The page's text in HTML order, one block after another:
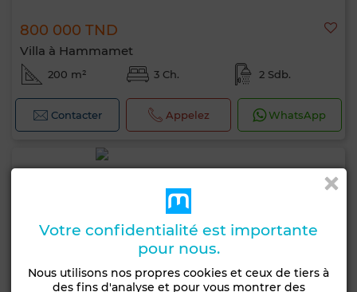
800 000 TND
Villa à Hammamet
200 m² 3 Ch. 2 Sdb.
Contacter Appelez WhatsApp
Votre confidentialité est importante
pour nous.
Nous utilisons nos propres cookies et ceux de tiers à
des fins d'analyse et pour vous montrer des